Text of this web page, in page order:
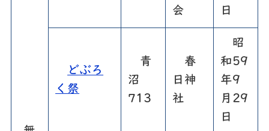
会
日
どぶろ
く祭
青
沼
713
春
日神
社
昭
和59
年9
月29
日